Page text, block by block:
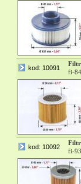
kod: 10091
Filtr
fi-
kod: 10092
Filtr
fi-